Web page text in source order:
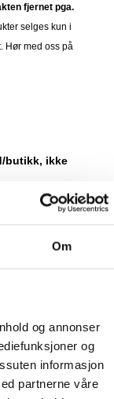
Om
og annonser
og
informasjon
partnerne våre
fjernet pga.
selges kun i
Hør med oss på
butikk, ikke
KAN SENDES
0-35 KG MED
OSV.) TA
DEG FOR DISSE
TIL